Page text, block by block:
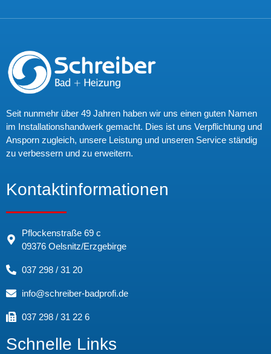
Seit nunmehr über 49 Jahren haben wir uns einen guten Namen
im Installationshandwerk gemacht. Dies ist uns Verpflichtung und
Ansporn zugleich, unsere Leistung und unseren Service ständig
zu verbessern und zu erweitern.
Kontaktinformationen
Pflockenstraße 69 c
09376 Oelsnitz/Erzgebirge
037 298 / 31 20
info@schreiber-badprofi.de
037 298 / 31 22 6
Schnelle Links